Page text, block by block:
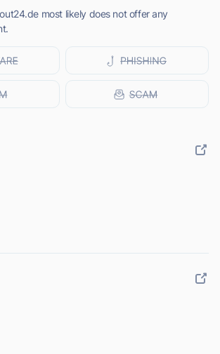
most likely does not offer any